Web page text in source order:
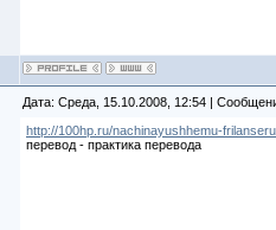
Дата: Среда, 15.10.2008, 12:54 |
http://100hp.ru/nachinayushhemu-
перевод - практика перевода